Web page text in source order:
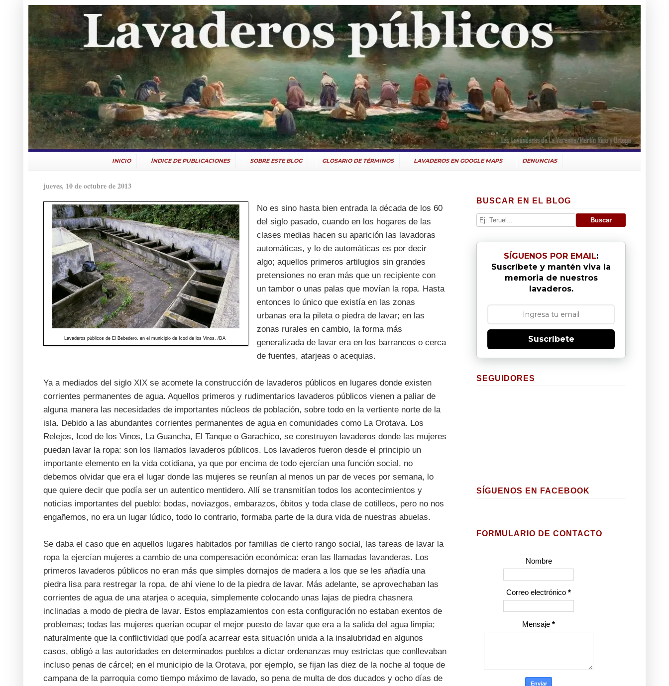
INICIO ÍNDICE DE PUBLICACIONES SOBRE ESTE BLOG GLOSARIO DE TÉRMINOS LAVADEROS EN GOOGLE MAPS DENUNCIAS
jueves, 10 de octubre de 2013
Lavaderos públicos de El Bebedero, en el municipio de Icod de los Vinos. /DA
No es sino hasta bien entrada la década de los 60
del siglo pasado, cuando en los hogares de las
clases medias hacen su aparición las lavadoras
automáticas, y lo de automáticas es por decir
algo; aquellos primeros artilugios sin grandes
pretensiones no eran más que un recipiente con
un tambor o unas palas que movían la ropa. Hasta
entonces lo único que existía en las zonas
urbanas era la pileta o piedra de lavar; en las
zonas rurales en cambio, la forma más
generalizada de lavar era en los barrancos o cerca
de fuentes, atarjeas o acequias.
Ya a mediados del siglo XIX se acomete la construcción de lavaderos públicos en lugares donde existen
corrientes permanentes de agua. Aquellos primeros y rudimentarios lavaderos públicos vienen a paliar de
alguna manera las necesidades de importantes núcleos de población, sobre todo en la vertiente norte de la
isla. Debido a las abundantes corrientes permanentes de agua en comunidades como La Orotava. Los
Relejos, Icod de los Vinos, La Guancha, El Tanque o Garachico, se construyen lavaderos donde las mujeres
puedan lavar la ropa: son los llamados lavaderos públicos. Los lavaderos fueron desde el principio un
importante elemento en la vida cotidiana, ya que por encima de todo ejercían una función social, no
debemos olvidar que era el lugar donde las mujeres se reunían al menos un par de veces por semana, lo
que quiere decir que podía ser un autentico mentidero. Allí se transmitían todos los acontecimientos y
noticias importantes del pueblo: bodas, noviazgos, embarazos, óbitos y toda clase de cotilleos, pero no nos
engañemos, no era un lugar lúdico, todo lo contrario, formaba parte de la dura vida de nuestras abuelas.
Se daba el caso que en aquellos lugares habitados por familias de cierto rango social, las tareas de lavar la
ropa la ejercían mujeres a cambio de una compensación económica: eran las llamadas lavanderas. Los
primeros lavaderos públicos no eran más que simples dornajos de madera a los que se les añadía una
piedra lisa para restregar la ropa, de ahí viene lo de la piedra de lavar. Más adelante, se aprovechaban las
corrientes de agua de una atarjea o acequia, simplemente colocando unas lajas de piedra chasnera
inclinadas a modo de piedra de lavar. Estos emplazamientos con esta configuración no estaban exentos de
problemas; todas las mujeres querían ocupar el mejor puesto de lavar que era a la salida del agua limpia;
naturalmente que la conflictividad que podía acarrear esta situación unida a la insalubridad en algunos
casos, obligó a las autoridades en determinados pueblos a dictar ordenanzas muy estrictas que conllevaban
incluso penas de cárcel; en el municipio de la Orotava, por ejemplo, se fijan las diez de la noche al toque de
campana de la parroquia como tiempo máximo de lavado, so pena de multa de dos ducados y ocho días de
BUSCAR EN EL BLOG
SÍGUENOS POR EMAIL:
Suscríbete y mantén viva la
memoria de nuestros
lavaderos.
Suscríbete
SEGUIDORES
SÍGUENOS EN FACEBOOK
FORMULARIO DE CONTACTO
Nombre
Correo electrónico *
Mensaje *